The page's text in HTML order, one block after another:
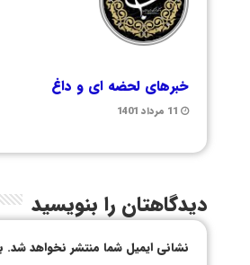
خبرهای لحضه ای و داغ
11 مرداد 1401
دیدگاهتان را بنویسید
نشانی ایمیل شما منتشر نخواهد شد.